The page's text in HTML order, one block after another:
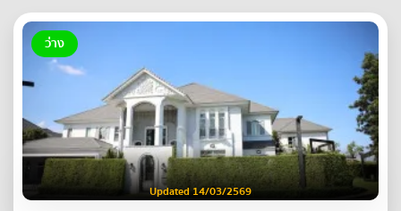
ว่าง
Updated 14/03/2569